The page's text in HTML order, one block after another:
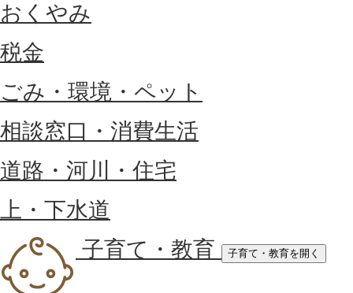
おくやみ
税金
ごみ・環境・ペット
相談窓口・消費生活
道路・河川・住宅
上・下水道
子育て・教育
子育て・教育を開く